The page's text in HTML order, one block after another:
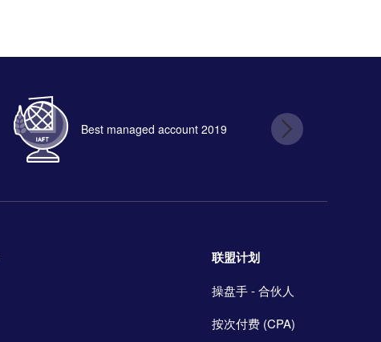
Best managed account 2019
联盟计划
操盘手 - 合伙人
按次付费 (CPA)